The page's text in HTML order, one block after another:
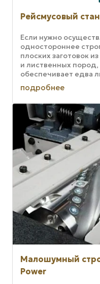
Рейсмусовый
Если нужно
одностороннее
плоских заготовок
и лиственных пород,
обеспечивает едва
современного
подробнее
Малошумный
Power